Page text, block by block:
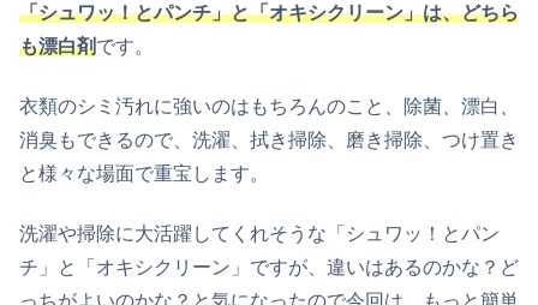
「シュワッ！とパンチ」と「オキシクリーン」は、どちら
も漂白剤です。
衣類のシミ汚れに強いのはもちろんのこと、除菌、漂白、
消臭もできるので、洗濯、拭き掃除、磨き掃除、つけ置き
と様々な場面で重宝します。
洗濯や掃除に大活躍してくれそうな「 シュワッ！とパン
チ 」と「オキシクリーン」ですが、違いはあるのかな？ど